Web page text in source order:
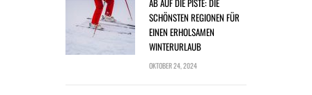
AB AUF DIE PISTE: DIE
SCHÖNSTEN REGIONEN FÜR
EINEN ERHOLSAMEN
WINTERURLAUB
OKTOBER 24, 2024